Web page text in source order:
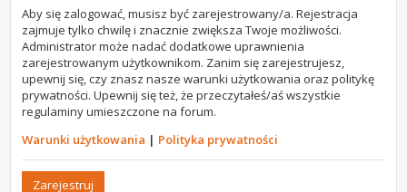
Aby się zalogować, musisz być zarejestrowany/a. Rejestracja
zajmuje tylko chwilę i znacznie zwiększa Twoje możliwości.
Administrator może nadać dodatkowe uprawnienia
zarejestrowanym użytkownikom. Zanim się zarejestrujesz,
upewnij się, czy znasz nasze warunki użytkowania oraz politykę
prywatności. Upewnij się też, że przeczytałeś/aś wszystkie
regulaminy umieszczone na forum.
Warunki użytkowania | Polityka prywatności
Zarejestruj